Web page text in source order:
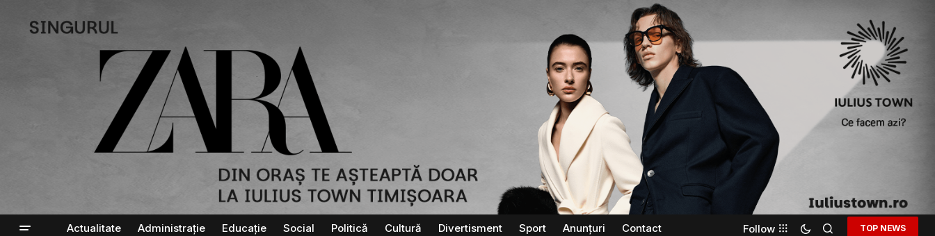
Actualitate Administrație Educație Social Politică Cultură Divertisment Sport Anunțuri Contact Follow TOP NEWS